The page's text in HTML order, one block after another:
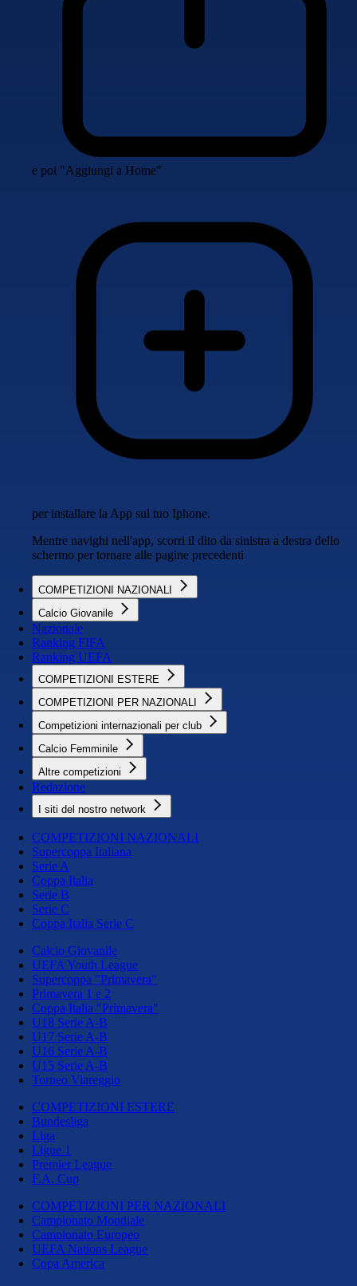
e poi "Aggiungi a Home"
per installare la App sul tuo Iphone.
Mentre navighi nell'app, scorri il dito da sinistra a destra dello
schermo per tornare alle pagine precedenti
COMPETIZIONI NAZIONALI
Calcio Giovanile
Nazionale
Ranking FIFA
Ranking UEFA
COMPETIZIONI ESTERE
COMPETIZIONI PER NAZIONALI
Competizioni internazionali per club
Calcio Femminile
Altre competizioni
Redazione
I siti del nostro network
COMPETIZIONI NAZIONALI
Supercoppa Italiana
Serie A
Coppa Italia
Serie B
Serie C
Coppa Italia Serie C
Calcio Giovanile
UEFA Youth League
Supercoppa "Primavera"
Primavera 1 e 2
Coppa Italia "Primavera"
U18 Serie A-B
U17 Serie A-B
U16 Serie A-B
U15 Serie A-B
Torneo Viareggio
COMPETIZIONI ESTERE
Bundesliga
Liga
Ligue 1
Premier League
F.A. Cup
COMPETIZIONI PER NAZIONALI
Campionato Mondiale
Campionato Europeo
UEFA Nations League
Copa America